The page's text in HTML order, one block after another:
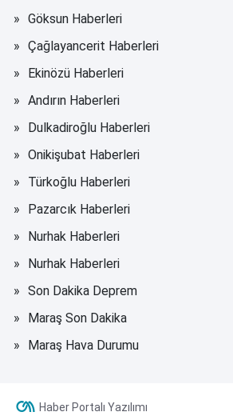
Göksun Haberleri
Çağlayancerit Haberleri
Ekinözü Haberleri
Andırın Haberleri
Dulkadiroğlu Haberleri
Onikişubat Haberleri
Türkoğlu Haberleri
Pazarcık Haberleri
Nurhak Haberleri
Nurhak Haberleri
Son Dakika Deprem
Maraş Son Dakika
Maraş Hava Durumu
Haber Portalı Yazılımı